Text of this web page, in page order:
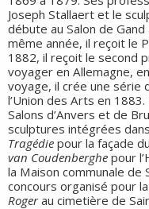
Joseph Stallaert et le
débute au Salon de
même année, il reçoit le
1882, il reçoit le second
voyager en Allemagne,
voyage, il crée une série
l’Union des Arts en
Salons d’Anvers et de
sculptures intégrées
Tragédie pour la façade
van Coudenberghe pour
la Maison communale de
concours organisé pour
Rogerau cimetière de